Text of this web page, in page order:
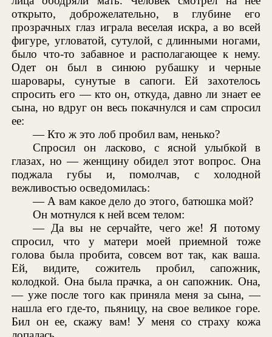
открыто, доброжелательно, в глубине его
прозрачных глаз играла веселая искра, а во всей
фигуре, угловатой, сутулой, с длинными ногами,
было что-то забавное и располагающее к нему.
Одет он был в синюю рубашку и черные
шаровары, сунутые в сапоги. Ей захотелось
спросить его — кто он, откуда, давно ли знает ее
сына, но вдруг он весь покачнулся и сам спросил
ее:
— Кто ж это лоб пробил вам, ненько?
Спросил он ласково, с ясной улыбкой в
глазах, но — женщину обидел этот вопрос. Она
поджала губы и, помолчав, с холодной
вежливостью осведомилась:
— А вам какое дело до этого, батюшка мой?
Он мотнулся к ней всем телом:
— Да вы не серчайте, чего же! Я потому
спросил, что у матери моей приемной тоже
голова была пробита, совсем вот так, как ваша.
Ей, видите, сожитель пробил, сапожник,
колодкой. Она была прачка, а он сапожник. Она,
— уже после того как приняла меня за сына, —
нашла его где-то, пьяницу, на свое великое горе.
Бил он ее, скажу вам! У меня со страху кожа